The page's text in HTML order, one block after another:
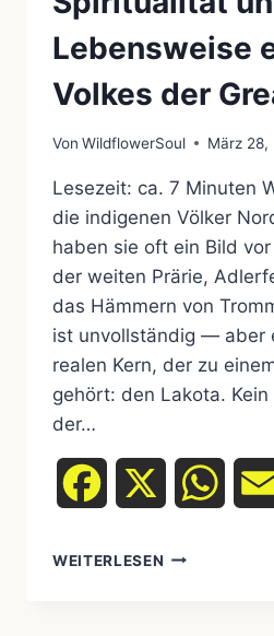
Lebensweise
Volkes der
Von WildflowerSoul März 28,
Lesezeit: ca. 7 Minuten
die indigenen Völker
haben sie oft ein Bild
der weiten Prärie,
das Hämmern von
ist unvollständig — aber
realen Kern, der zu
gehört: den Lakota.
der…
Facebook
WEITERLESEN DIE